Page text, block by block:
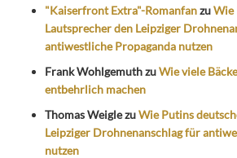
"Kaiserfront Extra"-RomanfanzuWie
Lautsprecher den Leipziger
antiwestliche Propaganda nutzen
Frank WohlgemuthzuWie viele
entbehrlich machen
Thomas WeiglezuWie Putins
Leipziger Drohnenanschlag für
nutzen